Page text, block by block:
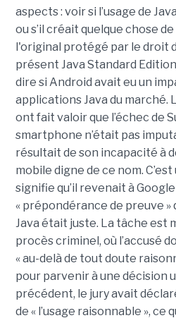
aspects : voir si l’usage de
ou s’il créait quelque chose
l'original protégé par le droit
présent Java Standard
dire si Android avait eu un
applications Java du marché.
ont fait valoir que l’échec de
smartphone n’était pas
résultait de son incapacité à
mobile digne de ce nom.
signifie qu’il revenait à
« prépondérance de preuve »
Java était juste. La tâche est
procès criminel, où l’accusé
« au-delà de tout doute
pour parvenir à une décision
précédent, le jury avait
de « l’usage raisonnable »,